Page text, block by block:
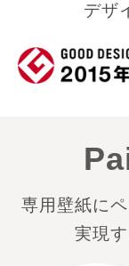
デザ
専用壁紙に
実現